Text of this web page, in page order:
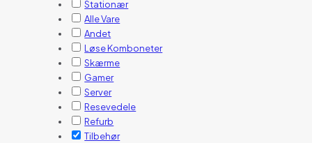
Stationær
Alle Vare
Andet
Løse Komboneter
Skærme
Gamer
Server
Resevedele
Refurb
Tilbehør